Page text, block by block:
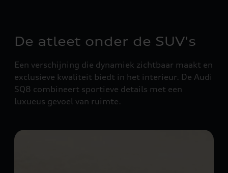
De atleet onder de SUV's
Een verschijning die dynamiek zichtbaar maakt en
exclusieve kwaliteit biedt in het interieur. De Audi
SQ8 combineert sportieve details met een
luxueus gevoel van ruimte.